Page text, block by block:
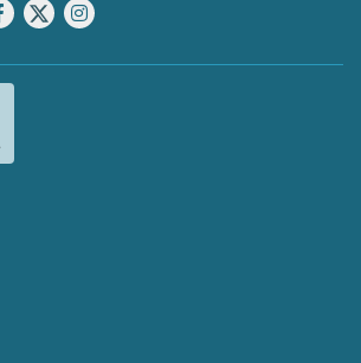
Facebook
X Instagram